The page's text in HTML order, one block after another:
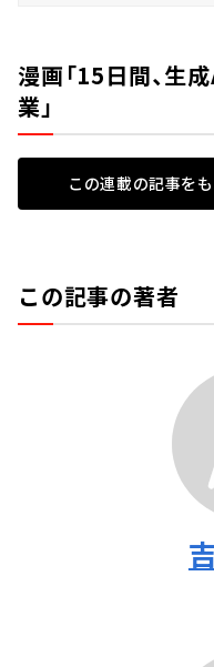
漫画「15日間、生
業」
この連載の記事を
この記事の著者